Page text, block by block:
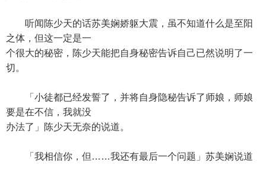
听闻陈少天的话苏美娴娇躯大震，虽不知道什么是至阳
之体，但这一定是一
个很大的秘密，陈少天能把自身秘密告诉自己已然说明了一
切。
「小徒都已经发誓了，并将自身隐秘告诉了师娘，师娘
要是在不信，我就没
办法了」陈少天无奈的说道。
「我相信你，但……我还有最后一个问题」苏美娴说道